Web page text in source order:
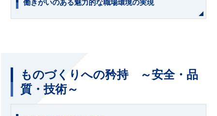
働きがいのある魅力的な職場環境の実現
ものづくりへの矜持 ～安全・品
質・技術～